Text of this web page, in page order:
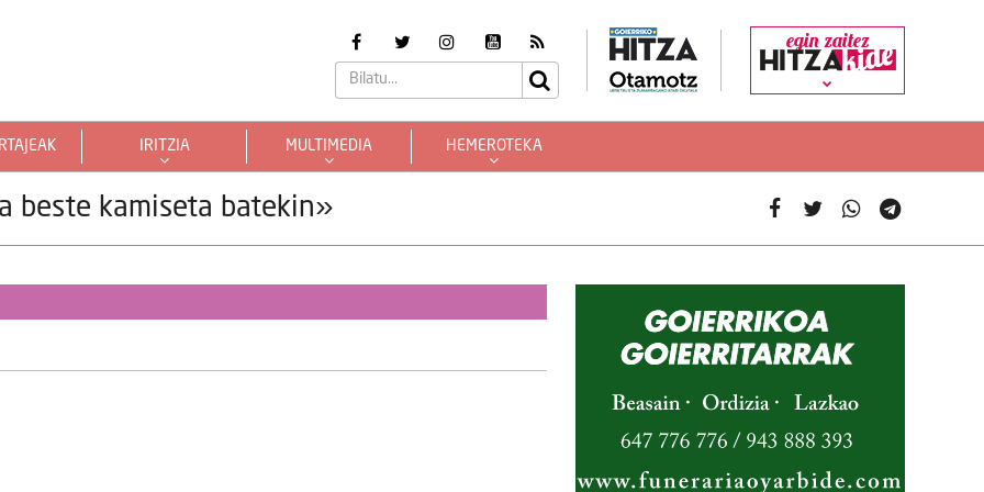
egin zaitez
IRITZIA MULTIMEDIA HEMEROTEKA
beste kamiseta batekin»